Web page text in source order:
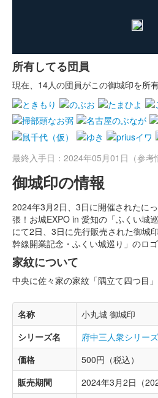
所有してる団員
現在、14人の団員がこの御城印を所有
最終入手日：2024年05月01日（参考
御城印の情報
2024年3月2日、3日に開催されたに
張！お城EXPO in 愛知の「ふくい城
にて2日、3日に先行販売された御城
幹線開業記念・ふくい城巡り」のロ
家紋について
中央に佐々家の家紋「隅立て四つ目
名称
小丸城 御城印
シリーズ名
府中三人衆シリーズ
価格
500円（税込）
販売期間
2024年3月2日（